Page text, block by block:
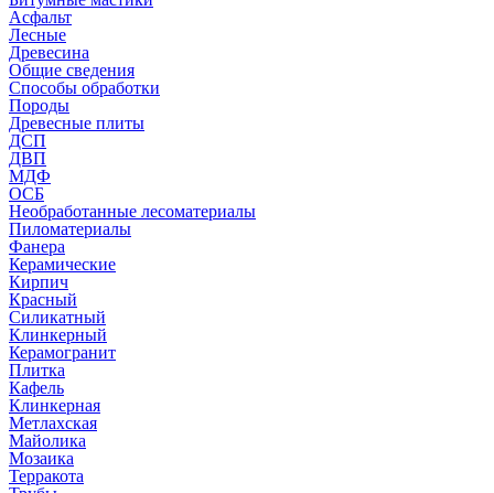
Асфальт
Лесные
Древесина
Общие сведения
Способы обработки
Породы
Древесные плиты
ДСП
ДВП
МДФ
ОСБ
Необработанные лесоматериалы
Пиломатериалы
Фанера
Керамические
Кирпич
Красный
Силикатный
Клинкерный
Керамогранит
Плитка
Кафель
Клинкерная
Метлахская
Майолика
Мозаика
Терракота